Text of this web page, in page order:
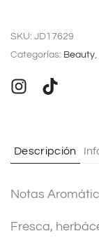
t
r
i
e
:
SKU: JD17629
Categorías: Beauty,
Descripción
Notas
Fresca,